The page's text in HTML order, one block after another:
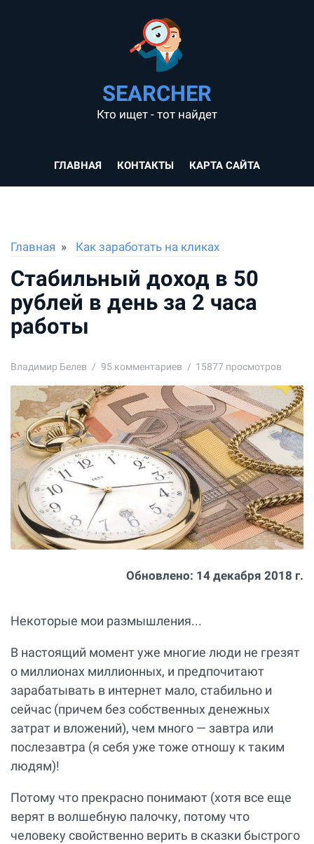
SEARCHER
Кто ищет - тот найдет
ГЛАВНАЯ КОНТАКТЫ КАРТА САЙТА
Главная Как заработать на кликах
Стабильный доход в 50
рублей в день за 2 часа
работы
Владимир Белев 95комментариев 15877 просмотров
Обновлено: 14 декабря 2018 г.
Некоторые мои размышления...
В настоящий момент уже многие люди не грезят
о миллионах миллионных, и предпочитают
зарабатывать в интернет мало, стабильно и
сейчас (причем без собственных денежных
затрат и вложений), чем много — завтра или
послезавтра (я себя уже тоже отношу к таким
людям)!
Потому что прекрасно понимают (хотя все еще
верят в волшебную палочку, потому что
человеку свойственно верить в сказки быстрого